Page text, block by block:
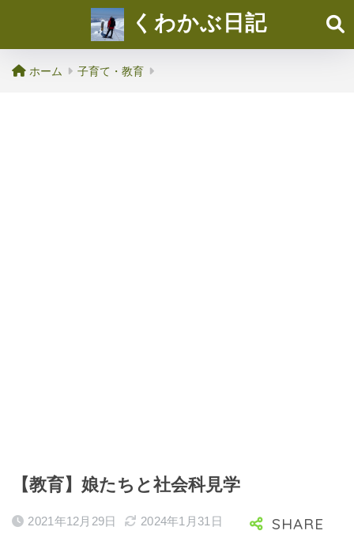
くわかぶ日記
ホーム 子育て・教育
【教育】娘たちと社会科見学
2021年12月29日 2024年1月31日